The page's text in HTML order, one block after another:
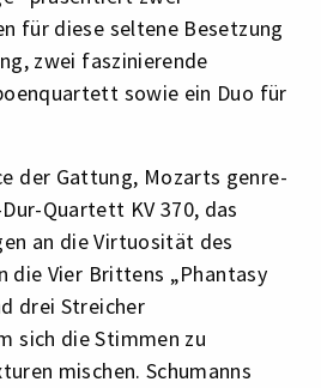
für diese seltene Besetzung
zwei faszinierende
sowie ein Duo für
der Gattung, Mozarts genre-
Quartett KV 370, das
an die Virtuosität des
die Vier Brittens „Phantasy
drei Streicher
sich die Stimmen zu
mischen. Schumanns